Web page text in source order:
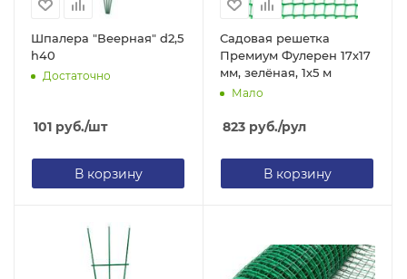
Шпалера "Веерная" d2,5
h40
Достаточно
101 руб./шт
В корзину
Садовая решетка
Премиум Фулерен 17х17
мм, зелёная, 1х5 м
Мало
823 руб./рул
В корзину